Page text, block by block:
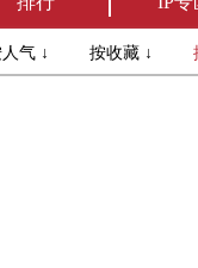
气 ↓ 按收藏 ↓